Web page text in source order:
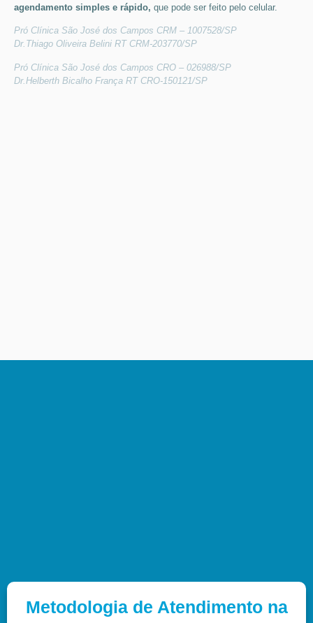
agendamento simples e rápido, que pode ser feito pelo celular.
Pró Clínica São José dos Campos CRM – 1007528/SP
Dr.Thiago Oliveira Belini RT CRM-203770/SP
Pró Clínica São José dos Campos CRO – 026988/SP
Dr.Helberth Bicalho França RT CRO-150121/SP
Metodologia de Atendimento na